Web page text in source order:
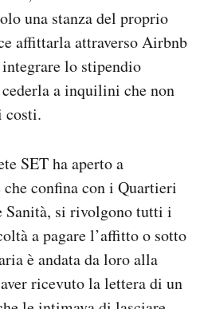
una stanza del proprio
affittarla attraverso Airbnb
lo stipendio
a inquilini che non
costi.
SET ha aperto a
confina con i Quartieri
Sanità, si rivolgono tutti i
a pagare l’affitto o sotto
è andata da loro alla
ricevuto la lettera di un